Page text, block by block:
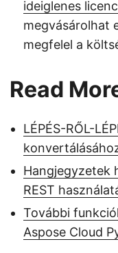
ideiglenes
megvásárolhat
megfelel a
Read
LÉPÉS-RŐL-
Hangjegyzetek
REST
További
Aspose Cloud